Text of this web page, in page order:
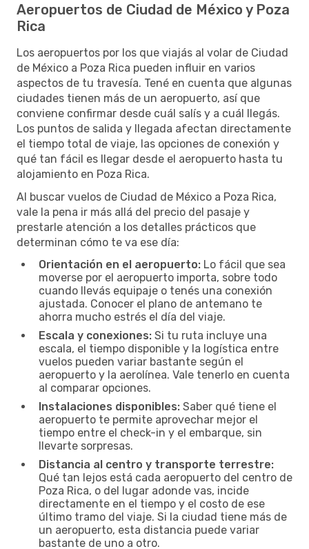
Aeropuertos de Ciudad de México y Poza
Rica
Los aeropuertos por los que viajás al volar de Ciudad
de México a Poza Rica pueden influir en varios
aspectos de tu travesía. Tené en cuenta que algunas
ciudades tienen más de un aeropuerto, así que
conviene confirmar desde cuál salís y a cuál llegás.
Los puntos de salida y llegada afectan directamente
el tiempo total de viaje, las opciones de conexión y
qué tan fácil es llegar desde el aeropuerto hasta tu
alojamiento en Poza Rica.
Al buscar vuelos de Ciudad de México a Poza Rica,
vale la pena ir más allá del precio del pasaje y
prestarle atención a los detalles prácticos que
determinan cómo te va ese día:
Orientación en el aeropuerto: Lo fácil que sea
moverse por el aeropuerto importa, sobre todo
cuando llevás equipaje o tenés una conexión
ajustada. Conocer el plano de antemano te
ahorra mucho estrés el día del viaje.
Escala y conexiones: Si tu ruta incluye una
escala, el tiempo disponible y la logística entre
vuelos pueden variar bastante según el
aeropuerto y la aerolínea. Vale tenerlo en cuenta
al comparar opciones.
Instalaciones disponibles: Saber qué tiene el
aeropuerto te permite aprovechar mejor el
tiempo entre el check-in y el embarque, sin
llevarte sorpresas.
Distancia al centro y transporte terrestre:
Qué tan lejos está cada aeropuerto del centro de
Poza Rica, o del lugar adonde vas, incide
directamente en el tiempo y el costo de ese
último tramo del viaje. Si la ciudad tiene más de
un aeropuerto, esta distancia puede variar
bastante de uno a otro.